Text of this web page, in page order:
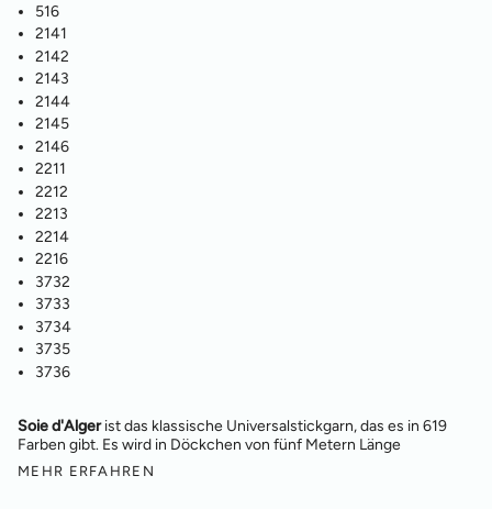
516
2141
2142
2143
2144
2145
2146
2211
2212
2213
2214
2216
3732
3733
3734
3735
3736
Soie d'Algerist das klassische Universalstickgarn, das es in 619
Farben gibt. Es wird in Döckchen von fünf Metern Länge
MEHR ERFAHREN